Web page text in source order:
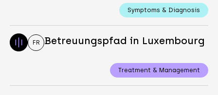
Symptoms & Diagnosis
FR Betreuungspfad in Luxembourg
Treatment & Management